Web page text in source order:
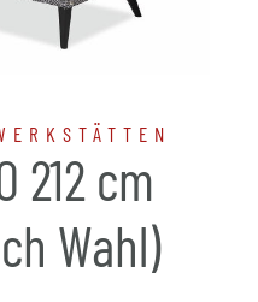
212 cm
Wahl)